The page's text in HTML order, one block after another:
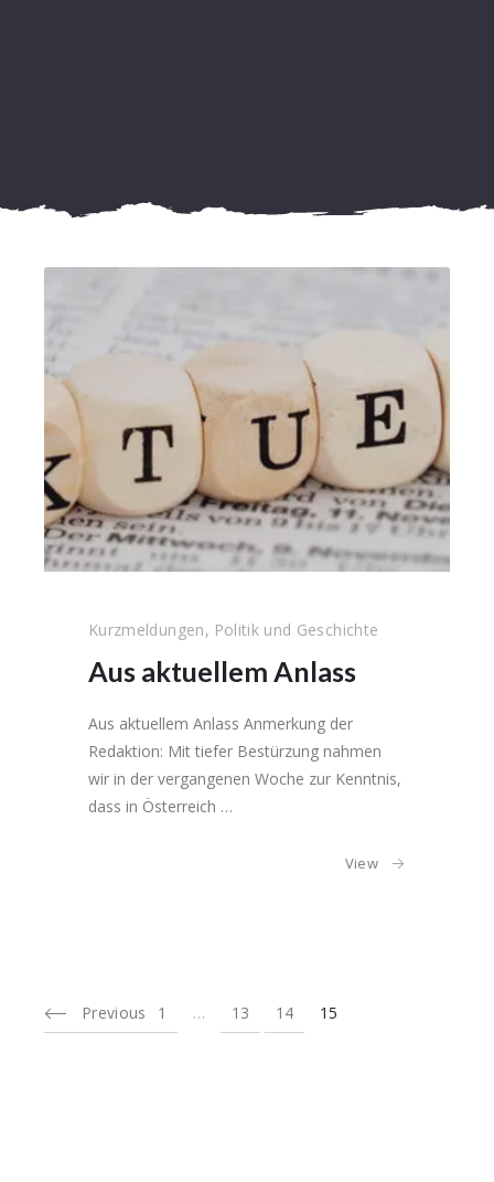
Kurzmeldungen, Politik und Geschichte
Aus aktuellem Anlass
Aus aktuellem Anlass Anmerkung der
Redaktion: Mit tiefer Bestürzung nahmen
wir in der vergangenen Woche zur Kenntnis,
dass in Österreich …
View
Previous 1 … 13 14 15